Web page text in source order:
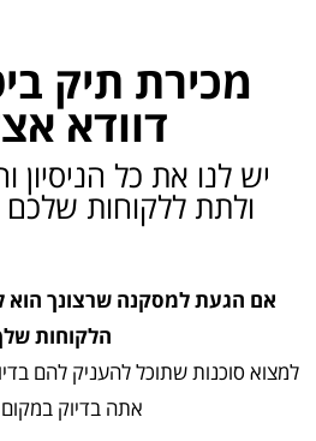
מכירת תיק
דוודא
יש לנו את כל הניסיון
ולתת ללקוחות שלכם
אם הגעת למסקנה שרצונך הוא
הלקוחות
למצוא סוכנות שתוכל להעניק להם
אתה בדיוק במקום